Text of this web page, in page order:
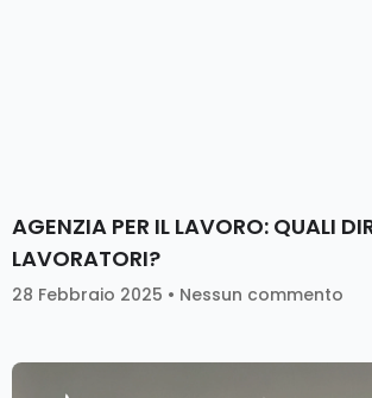
AGENZIA PER IL LAVORO: QUALI
LAVORATORI?
28 Febbraio 2025 Nessun commento